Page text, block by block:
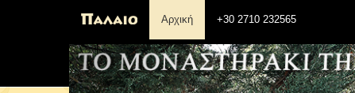
Αρχική +30 2710 232565
Previous